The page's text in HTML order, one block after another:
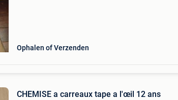
Ophalen of Verzenden
CHEMISE a carreaux tape a l'œil 12 ans